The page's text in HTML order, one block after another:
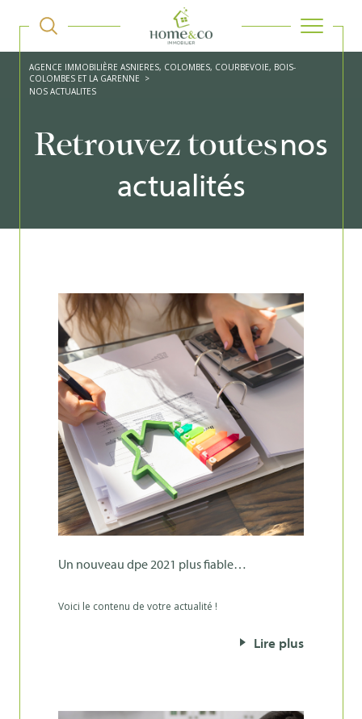
AGENCE IMMOBILIÈRE ASNIERES, COLOMBES, COURBEVOIE, BOIS-
COLOMBES ET LA GARENNE
NOS ACTUALITES
Retrouvez toutesnos
actualités
un nouveau dpe 2021 plus fiable…
Voici le contenu de votre actualité !
Lire plus